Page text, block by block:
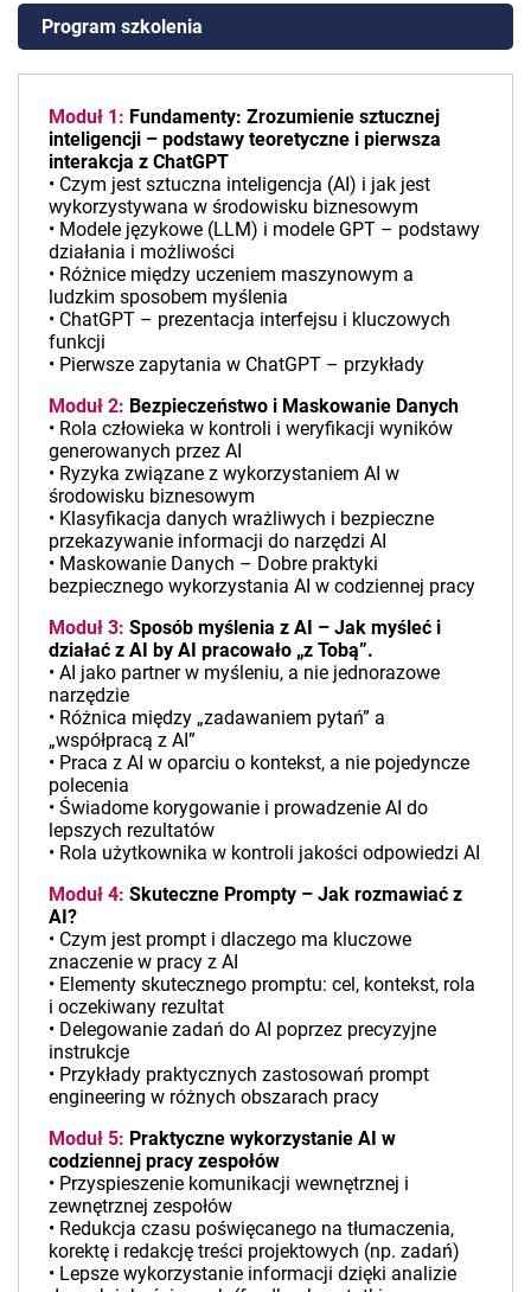
Program szkolenia
Moduł 1: Fundamenty: Zrozumienie sztucznej
inteligencji – podstawy teoretyczne i pierwsza
interakcja z ChatGPT
• Czym jest sztuczna inteligencja (AI) i jak jest
wykorzystywana w środowisku biznesowym
• Modele językowe (LLM) i modele GPT – podstawy
działania i możliwości
• Różnice między uczeniem maszynowym a
ludzkim sposobem myślenia
• ChatGPT – prezentacja interfejsu i kluczowych
funkcji
• Pierwsze zapytania w ChatGPT – przykłady
Moduł 2: Bezpieczeństwo i Maskowanie Danych
• Rola człowieka w kontroli i weryfikacji wyników
generowanych przez AI
• Ryzyka związane z wykorzystaniem AI w
środowisku biznesowym
• Klasyfikacja danych wrażliwych i bezpieczne
przekazywanie informacji do narzędzi AI
• Maskowanie Danych – Dobre praktyki
bezpiecznego wykorzystania AI w codziennej pracy
Moduł 3: Sposób myślenia z AI – Jak myśleć i
działać z AI by AI pracowało „z Tobą”.
• AI jako partner w myśleniu, a nie jednorazowe
narzędzie
• Różnica między „zadawaniem pytań” a
„współpracą z AI”
• Praca z AI w oparciu o kontekst, a nie pojedyncze
polecenia
• Świadome korygowanie i prowadzenie AI do
lepszych rezultatów
• Rola użytkownika w kontroli jakości odpowiedzi AI
Moduł 4: Skuteczne Prompty – Jak rozmawiać z
AI?
• Czym jest prompt i dlaczego ma kluczowe
znaczenie w pracy z AI
• Elementy skutecznego promptu: cel, kontekst, rola
i oczekiwany rezultat
• Delegowanie zadań do AI poprzez precyzyjne
instrukcje
• Przykłady praktycznych zastosowań prompt
engineering w różnych obszarach pracy
Moduł 5: Praktyczne wykorzystanie AI w
codziennej pracy zespołów
• Przyspieszenie komunikacji wewnętrznej i
zewnętrznej zespołów
• Redukcja czasu poświęcanego na tłumaczenia,
korektę i redakcję treści projektowych (np. zadań)
• Lepsze wykorzystanie informacji dzięki analizie